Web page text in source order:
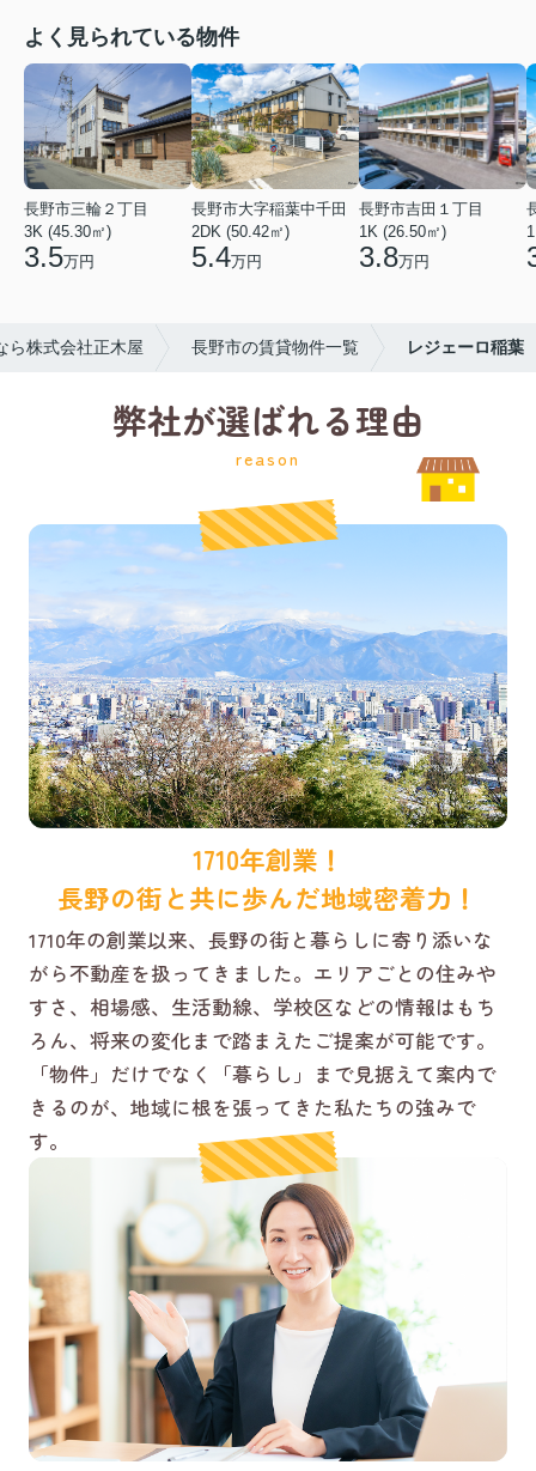
よく見られている物件
長野市三輪２丁目
3K (45.30㎡)
3.5万円
長野市大字稲葉中千田
2DK (50.42㎡)
5.4万円
長野市吉田１丁目
1K (26.50㎡)
3.8万円
ら株式会社正木屋 長野市の賃貸物件一覧 レジェーロ稲葉
弊社が選ばれる理由
reason
1710年創業！
長野の街と共に歩んだ地域密着力！
1710年の創業以来、長野の街と暮らしに寄り添いな
がら不動産を扱ってきました。エリアごとの住みや
すさ、相場感、生活動線、学校区などの情報はもち
ろん、将来の変化まで踏まえたご提案が可能です。
「物件」だけでなく「暮らし」まで見据えて案内で
きるのが、地域に根を張ってきた私たちの強みで
す。